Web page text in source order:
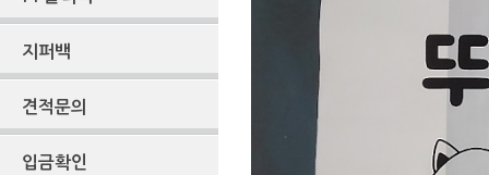
지퍼백
견적문의
입금확인